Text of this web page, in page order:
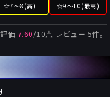
☆7～8(高) ☆9～10(最高)
価:7.60/10点 レビュー 5件。